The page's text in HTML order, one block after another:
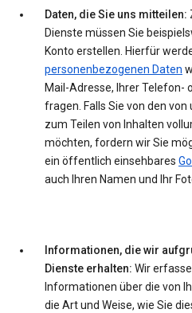
Daten, die Sie uns mitteilen:
Dienste müssen Sie
Konto erstellen. Hierfür
personenbezogenen Daten
Mail-Adresse, Ihrer Telefon-
fragen. Falls Sie von den
zum Teilen von Inhalten
möchten, fordern wir Sie
ein öffentlich einsehbares
auch Ihren Namen und Ihr
Informationen, die wir
Dienste erhalten: Wir
Informationen über die von
die Art und Weise, wie Sie